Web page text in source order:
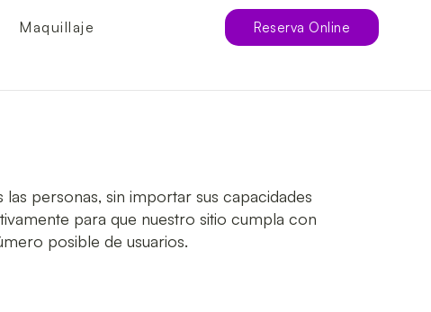
Maquillaje Reserva Online
personas, sin importar sus capacidades
para que nuestro sitio cumpla con
posible de usuarios.